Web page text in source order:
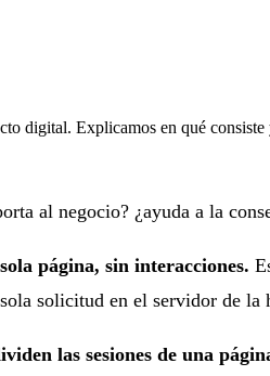
digital. Explicamos en qué
al negocio? ¿ayuda a la
página, sin interacciones.
solicitud en el servidor de la
las sesiones de una